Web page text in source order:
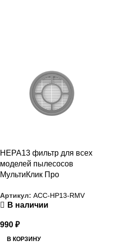
HEPA13 фильтр для всех
моделей пылесосов
МультиКлик Про
Артикул: ACC-HP13-RMV
В наличии
990 ₽
В КОРЗИНУ